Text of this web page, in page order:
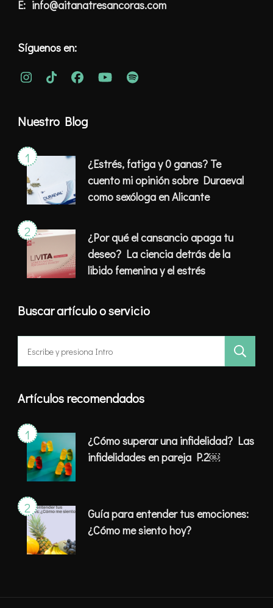
E: info@aitanatresancoras.com
Síguenos en:
Nuestro Blog
¿Estrés, fatiga y 0 ganas? Te
cuento mi opinión sobre Duraeval
como sexóloga en Alicante
¿Por qué el cansancio apaga tu
deseo? La ciencia detrás de la
libido femenina y el estrés
Buscar artículo o servicio
Buscar:
Artículos recomendados
¿Cómo superar una infidelidad? Las
infidelidades en pareja P.2￼
Guía para entender tus emociones:
¿Cómo me siento hoy?